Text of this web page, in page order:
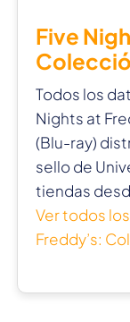
Five
Todos los
Nights at
(Blu-ray)
sello de
tiendas
Ver todos
Freddy’s: